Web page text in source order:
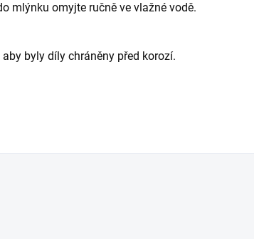
mlýnku omyjte ručně ve vlažné vodě.
byly díly chráněny před korozí.